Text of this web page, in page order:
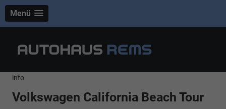
Menü
info
Volkswagen California Beach Tour